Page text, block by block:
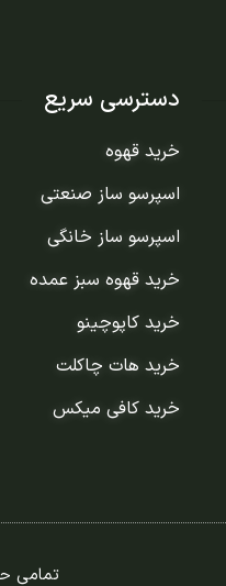
دسترسی سریع
خرید قهوه
اسپرسو ساز صنعتی
اسپرسو ساز خانگی
خرید قهوه سبز عمده
خرید کاپوچینو
خرید هات چاکلت
خرید کافی میکس
تمامی